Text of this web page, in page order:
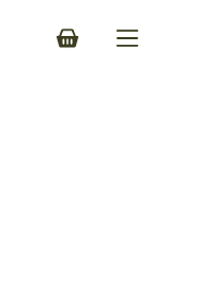
Panier